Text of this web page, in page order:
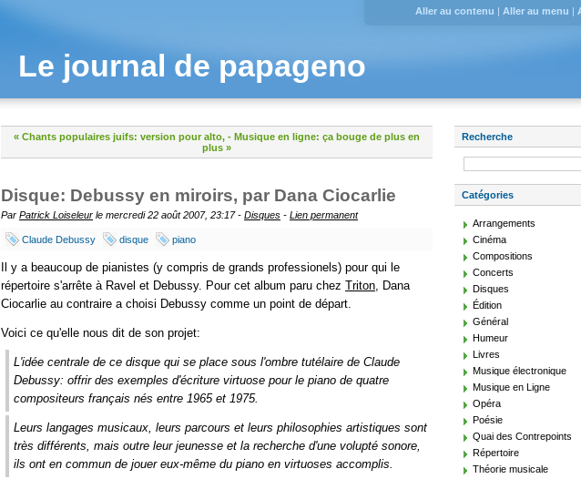
Le journal de papageno
Aller au contenu | Aller au menu |
« Chants populaires juifs: version pour alto, - Musique en ligne: ça bouge de plus en
plus »
Disque: Debussy en miroirs, par Dana Ciocarlie
Par Patrick Loiseleur le mercredi 22 août 2007, 23:17 - Disques - Lien permanent
Claude Debussy disque piano
Il y a beaucoup de pianistes (y compris de grands professionels) pour qui le
répertoire s'arrête à Ravel et Debussy. Pour cet album paru chez Triton, Dana
Ciocarlie au contraire a choisi Debussy comme un point de départ.
Voici ce qu'elle nous dit de son projet:
L'idée centrale de ce disque qui se place sous l'ombre tutélaire de Claude
Debussy: offrir des exemples d'écriture virtuose pour le piano de quatre
compositeurs français nés entre 1965 et 1975.
Leurs langages musicaux, leurs parcours et leurs philosophies artistiques sont
très différents, mais outre leur jeunesse et la recherche d'une volupté sonore,
ils ont en commun de jouer eux-même du piano en virtuoses accomplis.
Recherche
Catégories
Arrangements
Cinéma
Compositions
Concerts
Disques
Édition
Général
Humeur
Livres
Musique électronique
Musique en Ligne
Opéra
Poésie
Quai des Contrepoints
Répertoire
Théorie musicale